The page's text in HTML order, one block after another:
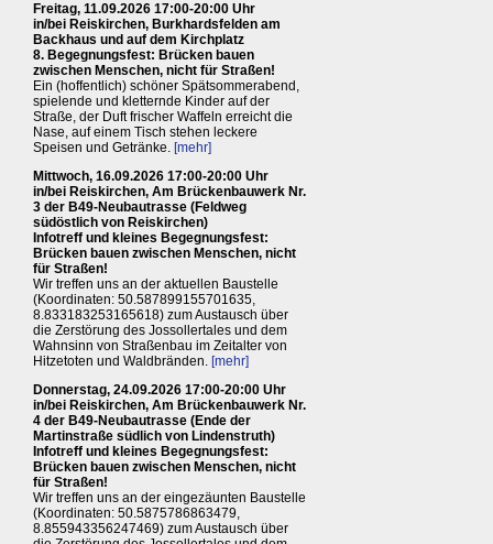
Freitag, 11.09.2026 17:00-20:00 Uhr
in/bei Reiskirchen, Burkhardsfelden am
Backhaus und auf dem Kirchplatz
8. Begegnungsfest: Brücken bauen
zwischen Menschen, nicht für Straßen!
Ein (hoffentlich) schöner Spätsommerabend,
spielende und kletternde Kinder auf der
Straße, der Duft frischer Waffeln erreicht die
Nase, auf einem Tisch stehen leckere
Speisen und Getränke. [mehr]
Mittwoch, 16.09.2026 17:00-20:00 Uhr
in/bei Reiskirchen, Am Brückenbauwerk Nr.
3 der B49-Neubautrasse (Feldweg
südöstlich von Reiskirchen)
Infotreff und kleines Begegnungsfest:
Brücken bauen zwischen Menschen, nicht
für Straßen!
Wir treffen uns an der aktuellen Baustelle
(Koordinaten: 50.587899155701635,
8.833183253165618) zum Austausch über
die Zerstörung des Jossollertales und dem
Wahnsinn von Straßenbau im Zeitalter von
Hitzetoten und Waldbränden. [mehr]
Donnerstag, 24.09.2026 17:00-20:00 Uhr
in/bei Reiskirchen, Am Brückenbauwerk Nr.
4 der B49-Neubautrasse (Ende der
Martinstraße südlich von Lindenstruth)
Infotreff und kleines Begegnungsfest:
Brücken bauen zwischen Menschen, nicht
für Straßen!
Wir treffen uns an der eingezäunten Baustelle
(Koordinaten: 50.5875786863479,
8.855943356247469) zum Austausch über